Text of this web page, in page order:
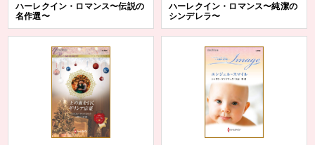
ハーレクイン・ロマンス〜伝説の
名作選〜
ハーレクイン・ロマンス〜純潔の
シンデレラ〜